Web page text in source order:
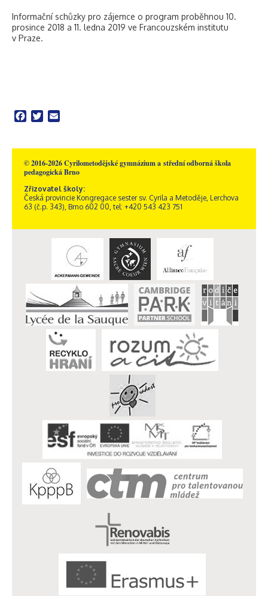
Informační schůzky pro zájemce o program proběhnou 10.
prosince 2018 a 11. ledna 2019 ve Francouzském institutu
v Praze.
Facebook
Twitter
© 2016-2026 Cyrilometodějské gymnázium a střední odborná škola
pedagogická Brno
Zřizovatel školy:
Česká provincie Kongregace sester sv. Cyrila a Metoděje, Lerchova
63 (č.p. 343), Brno 602 00, tel: +420 543 423 751